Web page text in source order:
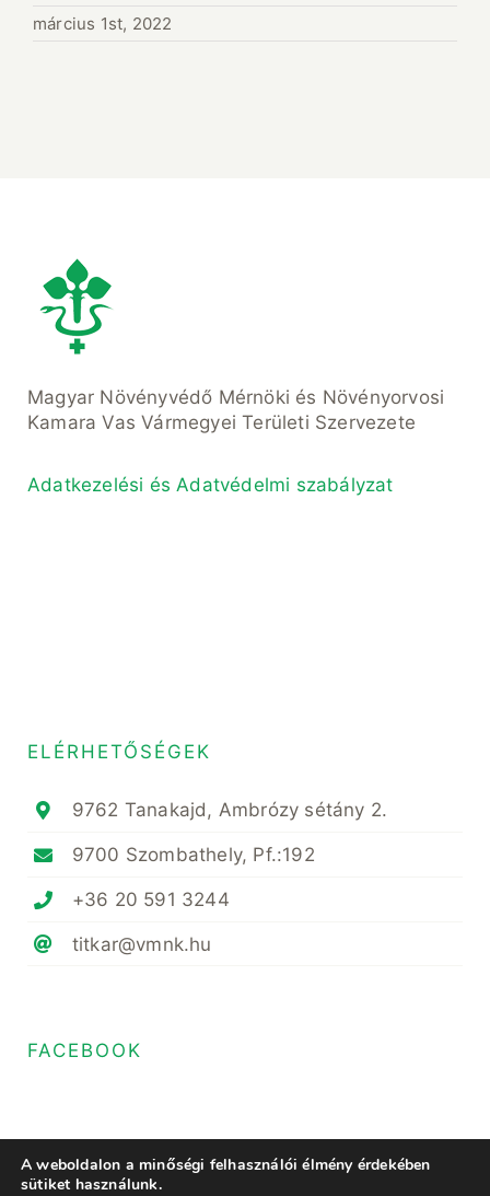
március 1st, 2022
Magyar Növényvédő Mérnöki és Növényorvosi
Kamara Vas Vármegyei Területi Szervezete
Adatkezelési és Adatvédelmi szabályzat
ELÉRHETŐSÉGEK
9762 Tanakajd, Ambrózy sétány 2.
9700 Szombathely, Pf.:192
+36 20 591 3244
titkar@vmnk.hu
FACEBOOK
A weboldalon a minőségi felhasználói élmény érdekében
sütiket használunk.